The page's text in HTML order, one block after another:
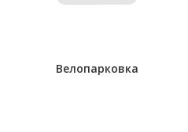
Велопарковка